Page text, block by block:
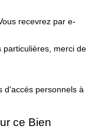
Seine
| Gestion | Syndic
recevrez par e-
particulières, merci de
d'accés personnels à
ce Bien